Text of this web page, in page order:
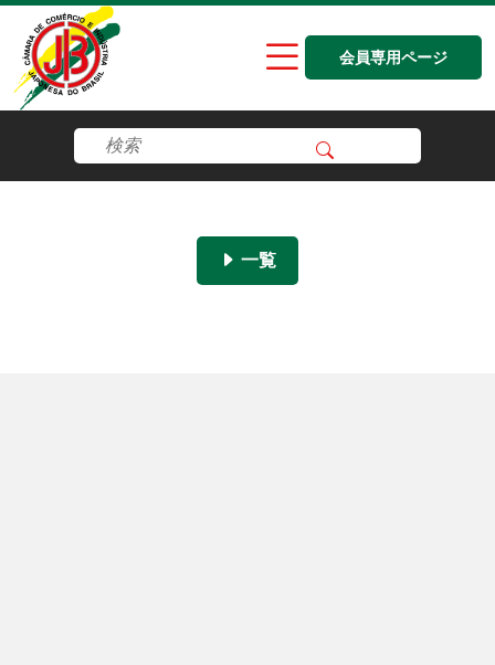
会員専用ページ
一覧